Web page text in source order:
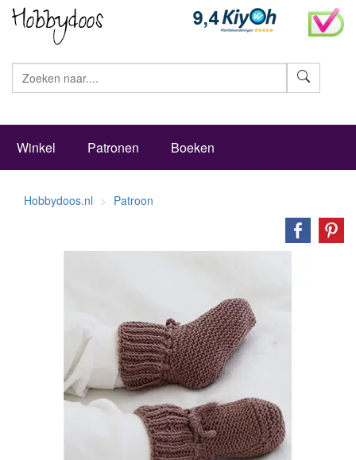
Winkel Patronen Boeken
Hobbydoos.nl Patroon